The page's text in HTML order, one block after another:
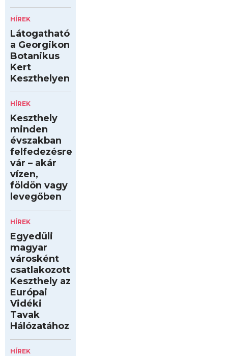
HÍREK
Látogatható
a Georgikon
Botanikus
Kert
Keszthelyen
HÍREK
Keszthely
minden
évszakban
felfedezésre
vár – akár
vízen,
földön vagy
levegőben
HÍREK
Egyedüli
magyar
városként
csatlakozott
Keszthely az
Európai
Vidéki
Tavak
Hálózatához
HÍREK